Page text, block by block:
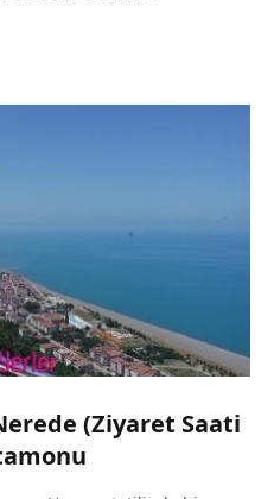
(Ziyaret Saati